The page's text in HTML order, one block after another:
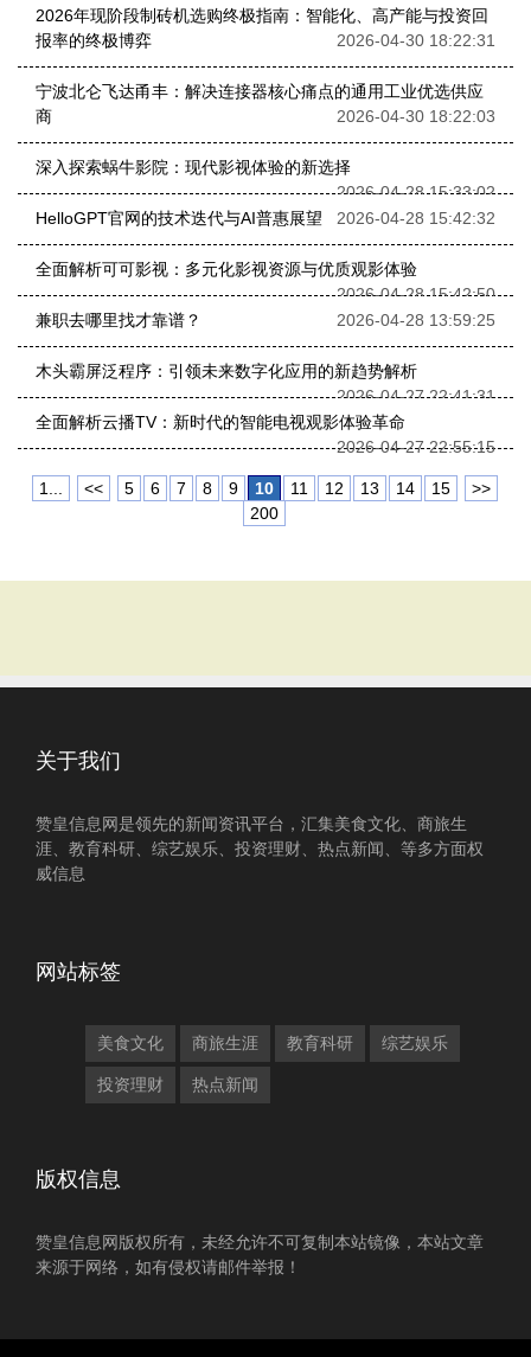
2026年现阶段制砖机选购终极指南：智能化、高产能与投资回
报率的终极博弈
2026-04-30 18:22:31
宁波北仑飞达甬丰：解决连接器核心痛点的通用工业优选供应
商
2026-04-30 18:22:03
深入探索蜗牛影院：现代影视体验的新选择
2026-04-28 15:33:02
HelloGPT官网的技术迭代与AI普惠展望
2026-04-28 15:42:32
全面解析可可影视：多元化影视资源与优质观影体验
2026-04-28 15:42:50
兼职去哪里找才靠谱？
2026-04-28 13:59:25
木头霸屏泛程序：引领未来数字化应用的新趋势解析
2026-04-27 22:41:31
全面解析云播TV：新时代的智能电视观影体验革命
2026-04-27 22:55:15
1... << 5 6 7 8 9 10 11 12 13 14 15
>>
200
关于我们
赞皇信息网是领先的新闻资讯平台，汇集美食文化、商旅生
涯、教育科研、综艺娱乐、投资理财、热点新闻、等多方面权
威信息
网站标签
美食文化 商旅生涯 教育科研 综艺娱乐
投资理财 热点新闻
版权信息
赞皇信息网版权所有，未经允许不可复制本站镜像，本站文章
来源于网络，如有侵权请邮件举报！